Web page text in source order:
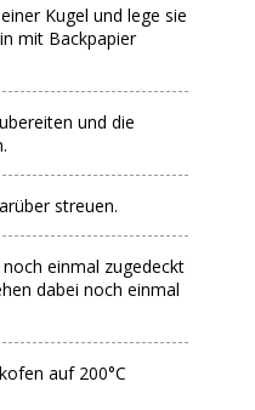
Kugel und lege sie
mit Backpapier
und die
streuen.
einmal zugedeckt
dabei noch einmal
auf 200°C